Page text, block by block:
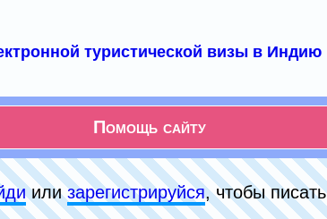
туристической визы в Индию
Помощь сайту
илизарeгиcтpируйся, чтобы писать